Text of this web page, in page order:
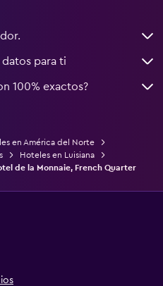
para ti
100% exactos?
en América del Norte
Hoteles en Luisiana
de la Monnaie, French Quarter